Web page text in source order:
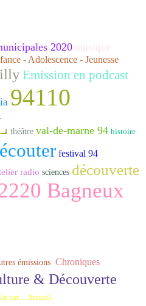
2020 musique
- Adolescence - Jeunesse
Emission en podcast
94110
théâtre val-de-marne 94 histoire
festival 94
radio sciences découverte
Bagneux
émissions Chroniques
& Découverte
sur ... Arcueil